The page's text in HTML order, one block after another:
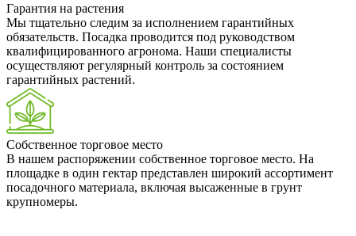
Гарантия на растения
Мы тщательно следим за исполнением гарантийных
обязательств. Посадка проводится под руководством
квалифицированного агронома. Наши специалисты
осуществляют регулярный контроль за состоянием
гарантийных растений.
Собственное торговое место
В нашем распоряжении собственное торговое место. На
площадке в один гектар представлен широкий ассортимент
посадочного материала, включая высаженные в грунт
крупномеры.